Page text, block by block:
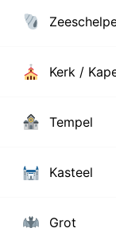
Kerk /
Tempel
Kasteel
Grot